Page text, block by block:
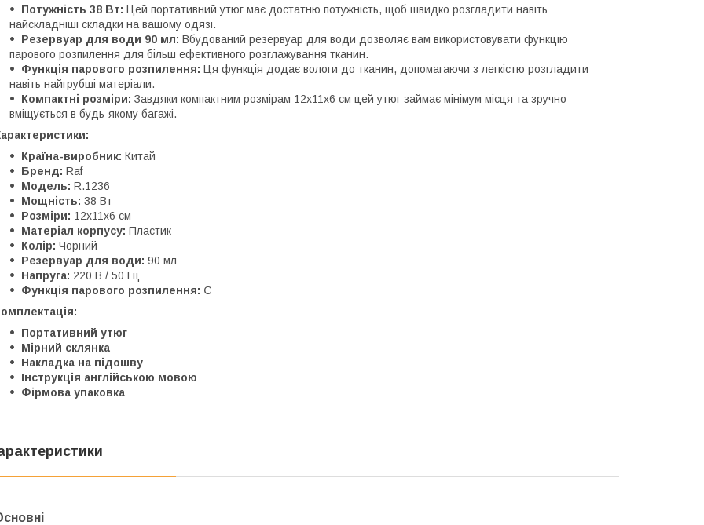
Потужність 38 Вт: Цей портативний утюг має достатню потужність, щоб швидко розгладити навіть
найскладніші складки на вашому одязі.
Резервуар для води 90 мл: Вбудований резервуар для води дозволяє вам використовувати функцію
парового розпилення для більш ефективного розглажування тканин.
Функція парового розпилення: Ця функція додає вологи до тканин, допомагаючи з легкістю розгладити
навіть найгрубші матеріали.
Компактні розміри: Завдяки компактним розмірам 12х11х6 см цей утюг займає мінімум місця та зручно
вміщується в будь-якому багажі.
Країна-виробник: Китай
Бренд: Raf
Модель: R.1236
Мощність: 38 Вт
Розміри: 12х11х6 см
Матеріал корпусу: Пластик
Колір: Чорний
Резервуар для води: 90 мл
Напруга: 220 В / 50 Гц
Функція парового розпилення: Є
Портативний утюг
Мірний склянка
Накладка на підошву
Інструкція англійською мовою
Фірмова упаковка